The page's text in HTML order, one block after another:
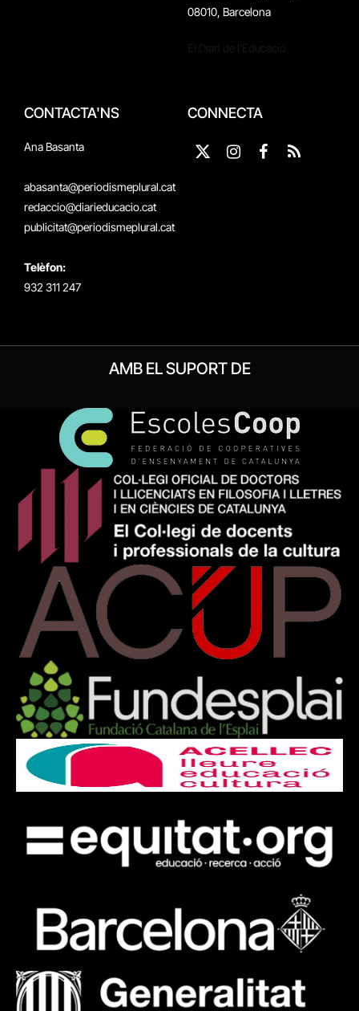
08010, Barcelona
CONTACTA'NS
Ana Basanta
abasanta@periodismeplural.cat
redaccio@diarieducacio.cat
publicitat@periodismeplural.cat
Telèfon:
932 311 247
CONNECTA
X
InstagramFacebook
RSS
AMB EL SUPORT DE